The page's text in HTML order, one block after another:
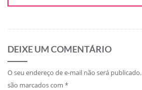
DEIXE UM COMENTÁRIO
O seu endereço de e-mail não será publicado.
são marcados com *